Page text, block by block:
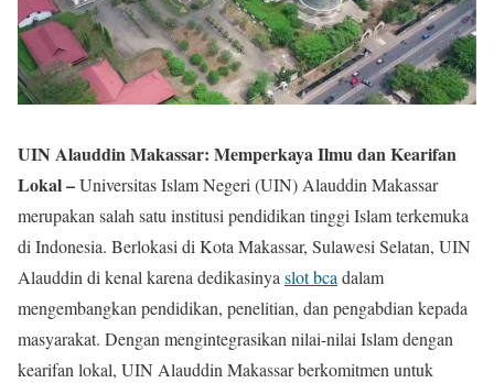
UIN Alauddin Makassar: Memperkaya Ilmu dan Kearifan
Lokal –Universitas Islam Negeri (UIN) Alauddin Makassar
merupakan salah satu institusi pendidikan tinggi Islam terkemuka
di Indonesia. Berlokasi di Kota Makassar, Sulawesi Selatan, UIN
Alauddin di kenal karena dedikasinyaslot bcadalam
mengembangkan pendidikan, penelitian, dan pengabdian kepada
masyarakat. Dengan mengintegrasikan nilai-nilai Islam dengan
kearifan lokal, UIN Alauddin Makassar berkomitmen untuk